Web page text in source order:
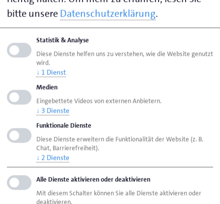
von der Struktur in der Fertigung. Stahl und Blech
werden von acht Pressen und einem Plasmaschneider
in die benötigte Form gebracht. Die Mitarbeiter holen
sich beispielsweise ihre Aufträge an den
Fertigungsbildschirmen und arbeiten sie dann so ab,
wie sie es für effizient halten. Das selbsterklärende
System sorgt insgesamt für einen schnelleren
Durchlauf der Aufträge und damit für zufriedene
Kunden.
Zuvor hatte Eiting den Aufbau seiner IT-Architektur
erklärt. Im Zentrum steht ein ERP-System, das mit
allen anderen Bereichen wie Buchführung,
Kundendatenbank, Lagerwirtschaft,
Maschinensteuerung und Betriebsdatenerfassung
bitte unsereDatenschutzerklärung.
Statistik & Analyse
Diese Dienste helfen uns zu verstehen, wie die Website genutzt
wird.
↓ 1 Dienst
Medien
Eingebettete Videos von externen Anbietern.
↓ 3 Dienste
Funktionale Dienste
Diese Dienste erweitern die Funktionalität der Website (z. B.
Chat, Barrierefreiheit).
↓ 2 Dienste
Alle Dienste aktivieren oder deaktivieren
Mit diesem Schalter können Sie alle Dienste aktivieren oder
deaktivieren.